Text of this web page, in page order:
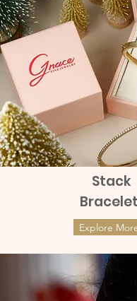
Stack
Explore